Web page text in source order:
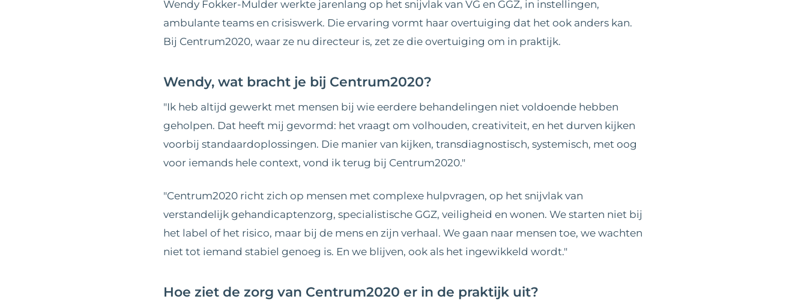
Wendy Fokker-Mulder werkte jarenlang op het snijvlak van VG en GGZ, in instellingen,
ambulante teams en crisiswerk. Die ervaring vormt haar overtuiging dat het ook anders kan.
Bij Centrum2020, waar ze nu directeur is, zet ze die overtuiging om in praktijk.
Wendy, wat bracht je bij Centrum2020?
"Ik heb altijd gewerkt met mensen bij wie eerdere behandelingen niet voldoende hebben
geholpen. Dat heeft mij gevormd: het vraagt om volhouden, creativiteit, en het durven kijken
voorbij standaardoplossingen. Die manier van kijken, transdiagnostisch, systemisch, met oog
voor iemands hele context, vond ik terug bij Centrum2020."
"Centrum2020 richt zich op mensen met complexe hulpvragen, op het snijvlak van
verstandelijk gehandicaptenzorg, specialistische GGZ, veiligheid en wonen. We starten niet bij
het label of het risico, maar bij de mens en zijn verhaal. We gaan naar mensen toe, we wachten
niet tot iemand stabiel genoeg is. En we blijven, ook als het ingewikkeld wordt."
Hoe ziet de zorg van Centrum2020 er in de praktijk uit?